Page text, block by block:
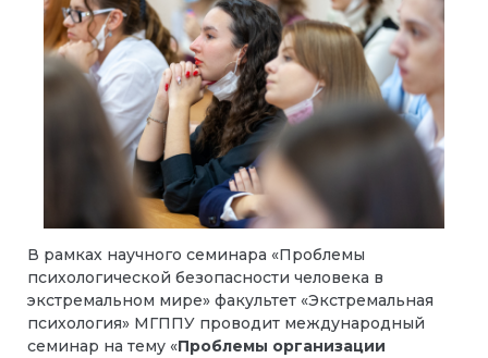
В рамках научного семинара «Проблемы
психологической безопасности человека в
экстремальном мире» факультет «Экстремальная
психология» МГППУ проводит международный
семинар на тему «Проблемы организации